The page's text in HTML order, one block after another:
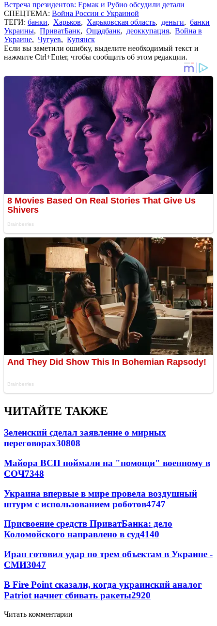
Встреча президентов: Ермак и Рубио обсудили детали
СПЕЦТЕМА: Война России с Украиной
ТЕГИ: банки, Харьков, Харьковская область, деньги, банки
Украины, ПриватБанк, Ощадбанк, деоккупация, Война в
Украине, Чугуев, Купянск
Если вы заметили ошибку, выделите необходимый текст и
нажмите Ctrl+Enter, чтобы сообщить об этом редакции.
ЧИТАЙТЕ ТАКЖЕ
Зеленский сделал заявление о мирных
переговорах30808
Майора ВСП поймали на "помощи" военному в
СОЧ7348
Украина впервые в мире провела воздушный
штурм с использованием роботов4747
Присвоение средств ПриватБанка: дело
Коломойского направлено в суд4140
Иран готовил удар по трем объектам в Украине -
СМИ3047
В Fire Point сказали, когда украинский аналог
Patriot начнет сбивать ракеты2920
Читать комментарии